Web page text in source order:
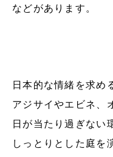
などがあります。
日本的な情緒を求め
アジサイやエビネ、
日が当たり過ぎない
しっとりとした庭を